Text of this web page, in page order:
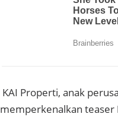
KAI Properti, anak
memperkenalkan teaser